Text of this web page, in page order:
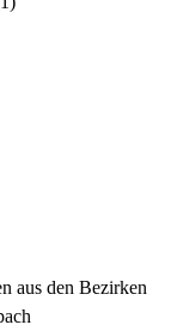
aus den Bezirken